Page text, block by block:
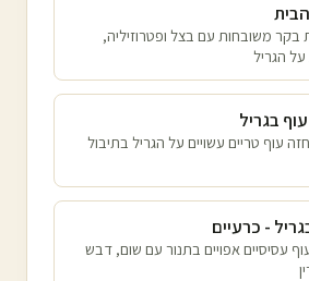
בקר משובחות עם בצל ופטרוזיליה,
על הגריל
בגריל
עוף טריים עשויים על הגריל בתיבול
- כרעיים
עסיסיים אפויים בתנור עם שום, דבש